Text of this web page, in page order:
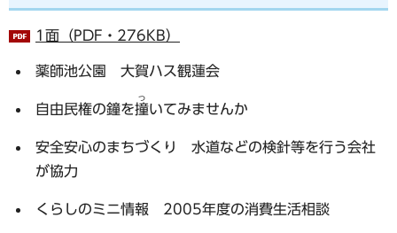
1面（PDF・276KB）
薬師池公園 大賀ハス観蓮会
自由民権の鐘を撞
つ
いてみませんか
安全安心のまちづくり 水道などの検針等を行う会社
が協力
くらしのミニ情報 2005年度の消費生活相談